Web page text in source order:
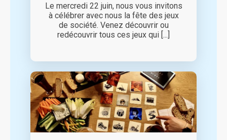
Le mercredi 22 juin, nous vous invitons
à célébrer avec nous la fête des jeux
de société. Venez découvrir ou
redécouvrir tous ces jeux qui [...]